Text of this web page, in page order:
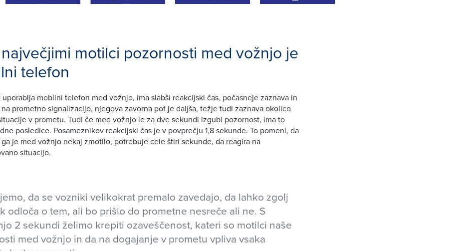
motilci pozornosti med vožnjo je
telefon
mobilni telefon med vožnjo, ima slabši reakcijski čas, počasneje zaznava in
prometno signalizacijo, njegova zavorna pot je daljša, težje tudi zaznava okolico
v prometu. Tudi če med vožnjo le za dve sekundi izgubi pozornost, ima to
posledice. Posameznikov reakcijski čas je v povprečju 1,8 sekunde. To pomeni, da
je med vožnjo nekaj zmotilo, potrebuje cele štiri sekunde, da reagira na
situacijo.
da se vozniki velikokrat premalo zavedajo, da lahko zgolj
odloča o tem, ali bo prišlo do prometne nesreče ali ne. S
2 sekundi želimo krepiti ozaveščenost, kateri so motilci naše
med vožnjo in da na dogajanje v prometu vpliva vsaka